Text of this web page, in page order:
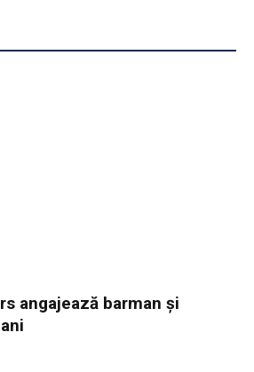
angajează barman și